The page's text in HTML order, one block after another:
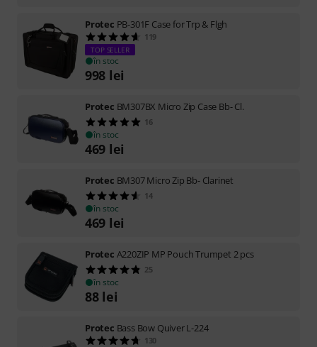
Protec PB-301F Case for Trp & Flgh
119
TOP SELLER
în stoc
998 lei
Protec BM307BX Micro Zip Case Bb- Cl.
16
în stoc
469 lei
Protec BM307 Micro Zip Bb- Clarinet
14
în stoc
469 lei
Protec A220ZIP MP Pouch Trumpet 2 pcs
25
în stoc
88 lei
Protec Bass Bow Quiver L-224
130